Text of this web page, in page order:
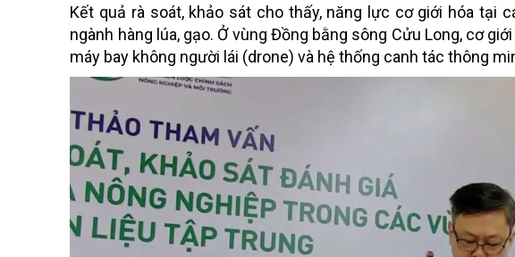
Kết quả rà soát, khảo sát cho thấy, năng lực cơ giới hóa tại
ngành hàng lúa, gạo. Ở vùng Đồng bằng sông Cửu Long, cơ
máy bay không người lái (drone) và hệ thống canh tác thông